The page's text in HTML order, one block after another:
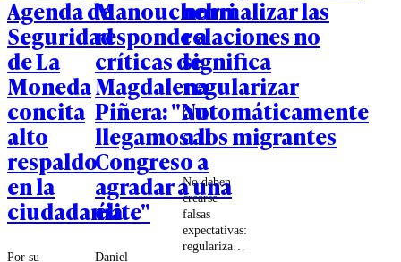
Agenda de
Seguridad
de La
Moneda
concita
alto
respaldo
en la
ciudadanía
Por su
Manouchehri
responde a
críticas de
Magdalena
Piñera: "No
llegamos al
Congreso a
agradar a una
élite"
Daniel
normalizar las
relaciones no
significa
regularizar
automáticamente
a los migrantes
No deben
crearse
falsas
expectativas:
regularizar